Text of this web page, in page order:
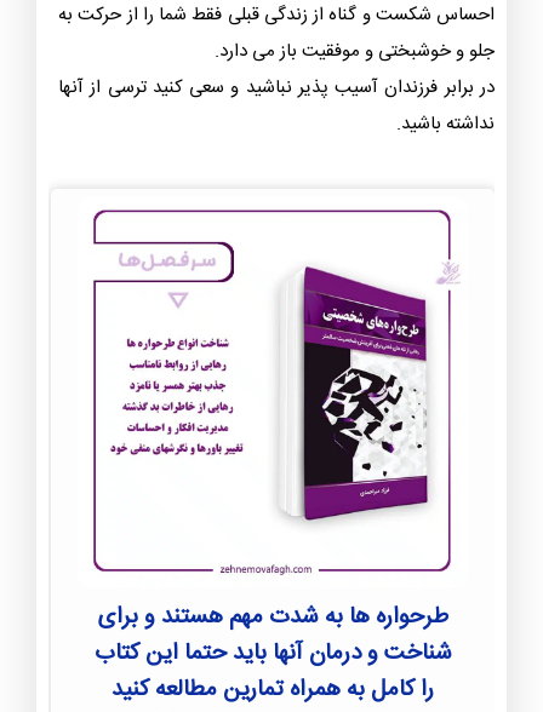
احساس شکست و گناه از زندگی قبلی فقط شما را از حرکت به
جلو و خوشبختی و موفقیت باز می دارد.
در برابر فرزندان آسیب پذیر نباشید و سعی کنید ترسی از آنها
نداشته باشید.
طرحواره ها به شدت مهم هستند و برای
شناخت و درمان آنها باید حتما این کتاب
را کامل به همراه تمارین مطالعه کنید